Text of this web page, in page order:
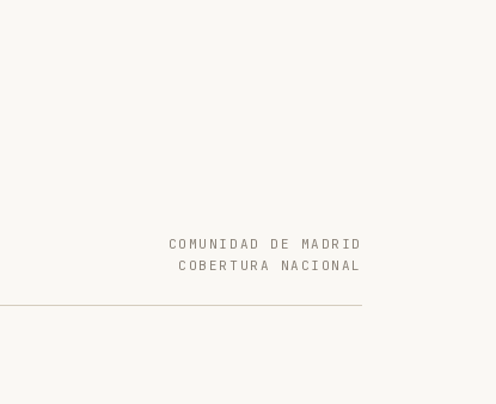
COMUNIDAD DE MADRID
COBERTURA NACIONAL